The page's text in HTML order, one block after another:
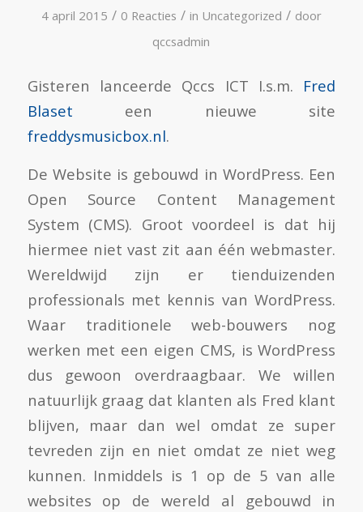
4 april 2015 / 0 Reacties / in Uncategorized / door
qccsadmin
Gisteren lanceerde Qccs ICT I.s.m. Fred
Blaset een nieuwe site
freddysmusicbox.nl.
De Website is gebouwd in WordPress. Een
Open Source Content Management
System (CMS). Groot voordeel is dat hij
hiermee niet vast zit aan één webmaster.
Wereldwijd zijn er tienduizenden
professionals met kennis van WordPress.
Waar traditionele web-bouwers nog
werken met een eigen CMS, is WordPress
dus gewoon overdraagbaar. We willen
natuurlijk graag dat klanten als Fred klant
blijven, maar dan wel omdat ze super
tevreden zijn en niet omdat ze niet weg
kunnen. Inmiddels is 1 op de 5 van alle
websites op de wereld al gebouwd in